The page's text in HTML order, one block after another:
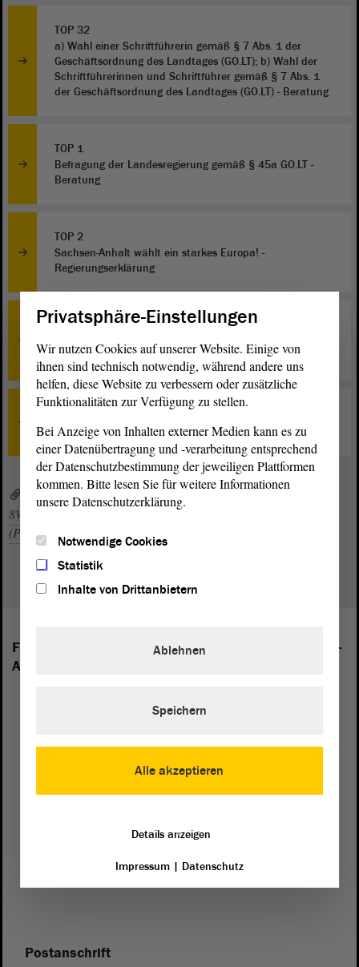
TOP 32
a) Wahl einer Schriftführerin gemäß § 7 Abs. 1 der
Geschäftsordnung des Landtages (GO.LT); b) Wahl der
Schriftführerinnen und Schriftführer gemäß § 7 Abs. 1
der Geschäftsordnung des Landtages (GO.LT) - Beratung
TOP 1
Befragung der Landesregierung gemäß § 45a GO.LT -
Beratung
TOP 2
Sachsen-Anhalt wählt ein starkes Europa! -
Regierungserklärung
TOP 30
Internationaler Jugendaustausch muss
selbstverständlich werden - Beratung
Schlussbemerkungen
8WP_to030sp.pdf (PDF, 518 KByte)
8WP_zp030sp_20240418.pdf (PDF, 451 KByte)
(PDF, 1,34 MByte)
Folgende Fraktionen sind im Landtag von Sachsen-
Anhalt vertreten:
Postanschrift
Privatsphäre-Einstellungen
Wir nutzen Cookies auf unserer Website. Einige von
ihnen sind technisch notwendig, während andere uns
helfen, diese Website zu verbessern oder zusätzliche
Funktionalitäten zur Verfügung zu stellen.
Bei Anzeige von Inhalten externer Medien kann es zu
einer Datenübertragung und -verarbeitung entsprechend
der Datenschutzbestimmung der jeweiligen Plattformen
kommen. Bitte lesen Sie für weitere Informationen
unsere Datenschutzerklärung.
Notwendige Cookies
Statistik
Inhalte von Drittanbietern
Alle akzeptieren
Ablehnen
Speichern
Details anzeigen
Impressum| Datenschutz